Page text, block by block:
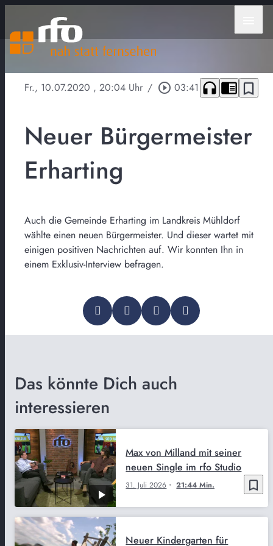
Fr., 10.07.2020 , 20:04 Uhr / play_circle_outline 03:41 headphones chrome_reader_mode bookmark_border
Neuer Bürgermeister
Erharting
Auch die Gemeinde Erharting im Landkreis Mühldorf
wählte einen neuen Bürgermeister. Und dieser wartet mit
einigen positiven Nachrichten auf. Wir konnten Ihn in
einem Exklusiv-Interview befragen.
Das könnte Dich auch
interessieren
bookmark_border
31. Juli 2026 21:44 Min.
Max von Milland mit seiner
neuen Single im rfo Studio
Neuer Kindergarten für